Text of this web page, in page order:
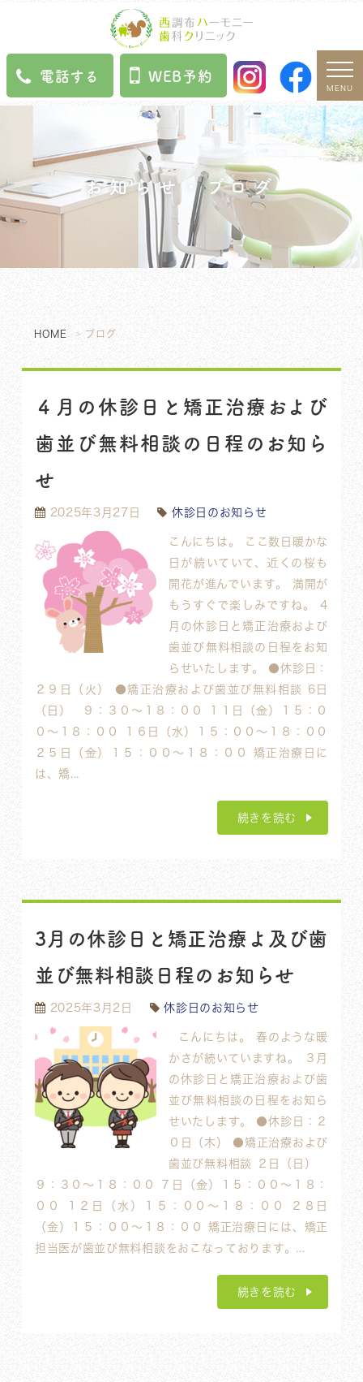
電話する WEB予約
MENU
お知らせ・ブログ
HOME ブログ
４月の休診日と矯正治療および
歯並び無料相談の日程のお知ら
せ
2025年3月27日 休診日のお知らせ
こんにちは。 ここ数日暖かな
日が続いていて、近くの桜も
開花が進んでいます。 満開が
もうすぐで楽しみですね。 4
月の休診日と矯正治療および
歯並び無料相談の日程をお知
らせいたします。 ●休診日：
２９日（火） ●矯正治療および歯並び無料相談 6日
（日） ９：３０〜１８：００ １１日（金）１５：０
０〜１８：００ １６日（水）１５：００〜１８：００
２５日（金）１５：００〜１８：００ 矯正治療日に
は、矯...
続きを読む
3月の休診日と矯正治療よ及び歯
並び無料相談日程のお知らせ
2025年3月2日 休診日のお知らせ
こんにちは。 春のような暖
かさが続いていますね。 ３月
の休診日と矯正治療および歯
並び無料相談の日程をお知ら
せいたします。 ●休診日：２
０日（木） ●矯正治療および
歯並び無料相談 ２日（日）
９：３０〜１８：００ ７日（金）１５：００〜１８：
００ １２日（水）１５：００〜１８：００ ２８日
（金）１５：００〜１８：００ 矯正治療日には、矯正
担当医が歯並び無料相談をおこなっております。...
続きを読む